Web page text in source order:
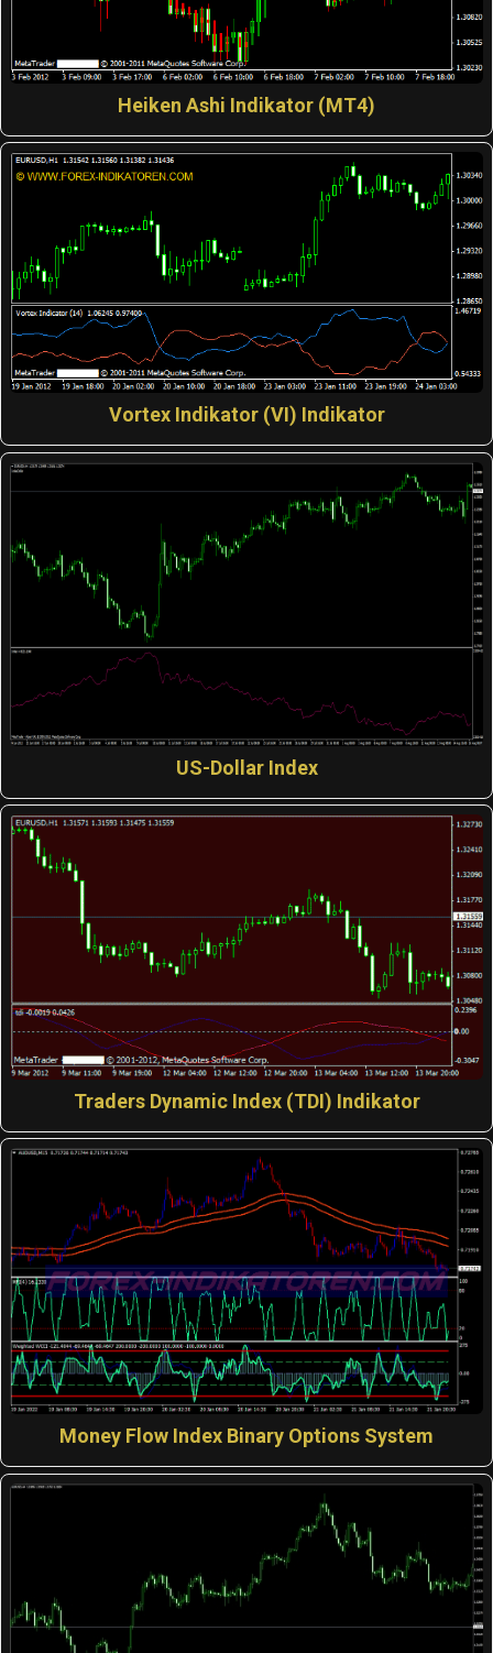
Heiken Ashi Indikator (MT4)
Vortex Indikator (VI) Indikator
US-Dollar Index
Traders Dynamic Index (TDI) Indikator
Money Flow Index Binary Options System